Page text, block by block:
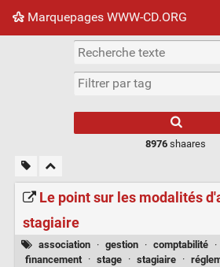
Marquepages WWW-CD.ORG
Nuage de tags Mur d'images
8976 shaares
Le point sur les modalités
stagiaire
association · gestion · comptabilité ·
financement
· stage · stagiaire ·